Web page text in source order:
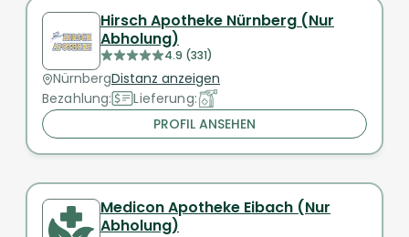
Hirsch Apotheke Nürnberg (Nur
Abholung)
4.9 (331)
NürnbergDistanz anzeigen
Bezahlung:
Lieferung:
PROFIL ANSEHEN
Medicon Apotheke Eibach (Nur
Abholung)